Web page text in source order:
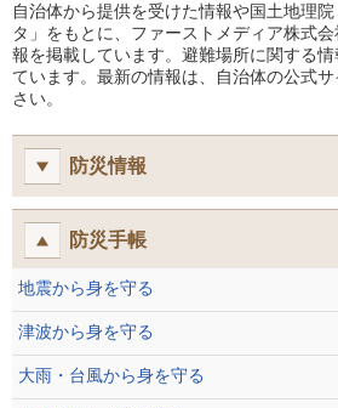
自治体から提供を受けた情報や国土地理
タ」をもとに、ファーストメディア株式
報を掲載しています。避難場所に関する
ています。最新の情報は、自治体の公式
さい。
防災情報
防災手帳
地震から身を守る
津波から身を守る
大雨・台風から身を守る